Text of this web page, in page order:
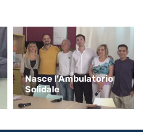
Nasce l’Ambulatorio
Solidale